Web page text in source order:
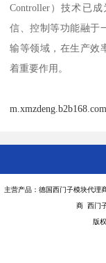
Controller）技术已
信、控制等功能融于
输等领域，在生产效
着重要作用。
m.xmzdeng.b2b168.com
主营产品：德国西门子模块代
商 西门
版